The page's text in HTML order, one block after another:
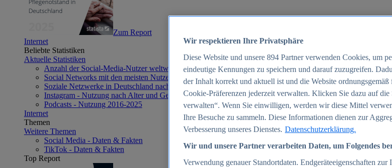
Zum Report
Internet
Beliebte Statistiken
Aktuelle Statistiken
Anzahl der Social-Media-Nutzer weltweit 2012-2025
Social Networks mit den meisten Nutzern weltweit 2025
Soziale Netzwerke in Deutschland nach Generationen 2025
Instagram - Nutzung nach Alter und Geschlecht in Deutschland 2025
Podcasts - Nutzung 2016-2025
Internet
Themen
Weitere Themen
Social Media - Daten & Fakten
TikTok - Daten & Fakten
Top Report
Wir respektieren Ihre Privatsphäre
Diese Website und unsere 894 Partner verwenden Cookies, um
eindeutige Kennungen zu speichern und darauf zuzugreifen.
der Inhalt korrekt und aktuell ist und die Website
Cookie-Präferenzen jederzeit verwalten. Klicken Sie dazu auf die
verwalten“. Wenn Sie einwilligen, werden wir diese Mittel
Ihre Besuche zu sammeln. Diese Informationen dienen zur
Verbesserung unseres Dienstes. Datenschutzerklärung.
Wir und unsere Partner verarbeiten Daten, um Folgendes
Verwendung genauer Standortdaten. Endgeräteeigenschaften